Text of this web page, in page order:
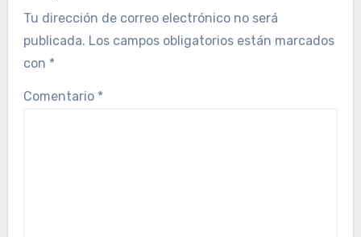
Tu dirección de correo electrónico no será
publicada. Los campos obligatorios están marcados
con *
Comentario *